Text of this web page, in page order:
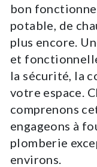
bon
potable, de
plus encore.
et
la sécurité, la
votre espace.
comprenons
engageons à
plomberie
environs.